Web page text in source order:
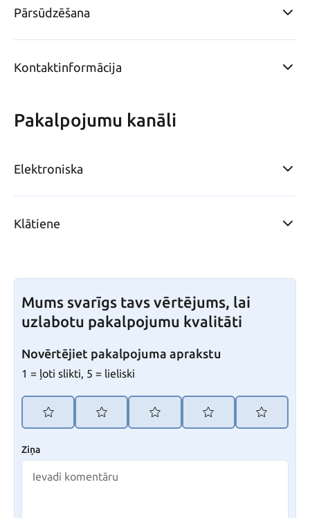
Pārsūdzēšana
Kontaktinformācija
Pakalpojumu kanāli
Elektroniska
Klātiene
Mums svarīgs tavs vērtējums, lai
uzlabotu pakalpojumu kvalitāti
Novērtējiet pakalpojuma aprakstu
1 = ļoti slikti, 5 = lieliski
Ziņa